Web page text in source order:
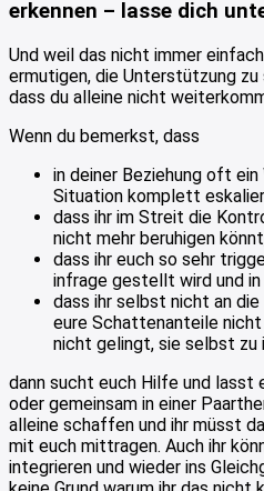
erkennen – lasse dich
Und weil das nicht immer
ermutigen, die Unterstützung zu
dass du alleine nicht
Wenn du bemerkst, dass
in deiner Beziehung oft
Situation komplett
dass ihr im Streit die
nicht mehr beruhigen
dass ihr euch so sehr
infrage gestellt wird und
dass ihr selbst nicht an
eure Schattenanteile
nicht gelingt, sie selbst zu
dann sucht euch Hilfe und lasst
oder gemeinsam in einer
alleine schaffen und ihr müsst
mit euch mittragen. Auch ihr
integrieren und wieder ins